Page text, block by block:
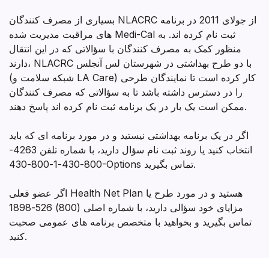
بسیاری از مصرف کنندگان NLACRC از جولای 2011 در برنامه
های مراقبت مدیریت شده Medi-Cal ثبت نام کرده اند. به
منظور کمک به مصرف کنندگان با سؤالاتی که در این انتقال
دارند، NLACRC با دو طرح بهداشتی در شهرستان لس آنجلس
(شبکه سلامت و LA Care) کار کرده است تا نمایندگان طرحی
را در دسترس داشته باشد تا به سؤالاتی که مصرف کنندگان
ممکن است یک بار در یک برنامه ثبت نام کرده اند پاسخ دهند.
اگر در یک برنامه بهداشتی نیستید و در مورد برنامه ای که باید
انتخاب کنید یا روند ثبت نام سؤال دارید، با شماره تلفن 4263-
800-430-1-800-430-Options تماس بگیرید.
اگر عضو فعلی Health Net Plan هستید و در مورد طرح یا
مزایای خود سؤالی دارید، با شماره اصلی (800) 526-1898
تماس بگیرید و بخواهید با متخصص برنامه های عمومی صحبت
کنید.